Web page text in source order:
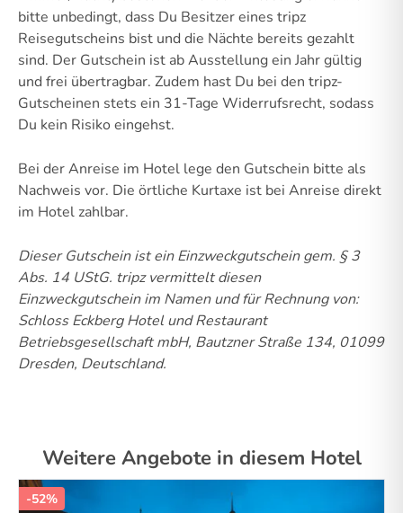
bitte unbedingt, dass Du Besitzer eines tripz
Reisegutscheins bist und die Nächte bereits gezahlt
sind. Der Gutschein ist ab Ausstellung ein Jahr gültig
und frei übertragbar. Zudem hast Du bei den tripz-
Gutscheinen stets ein 31-Tage Widerrufsrecht, sodass
Du kein Risiko eingehst.
Bei der Anreise im Hotel lege den Gutschein bitte als
Nachweis vor. Die örtliche Kurtaxe ist bei Anreise direkt
im Hotel zahlbar.
Dieser Gutschein ist ein Einzweckgutschein gem. § 3
Abs. 14 UStG. tripz vermittelt diesen
Einzweckgutschein im Namen und für Rechnung von:
Schloss Eckberg Hotel und Restaurant
Betriebsgesellschaft mbH, Bautzner Straße 134, 01099
Dresden, Deutschland.
Weitere Angebote in diesem Hotel
-52%